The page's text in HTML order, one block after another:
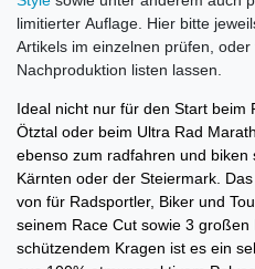
limitierter Auflage. Hier bitte
Artikels im einzelnen prüfen,
Nachproduktion listen lassen.
Ideal nicht nur für den Start beim
Ötztal oder beim Ultra Rad
ebenso zum radfahren und biken
Kärnten oder der Steiermark.
von für Radsportler, Biker und
seinem Race Cut sowie 3 großen
schützendem Kragen ist es ein